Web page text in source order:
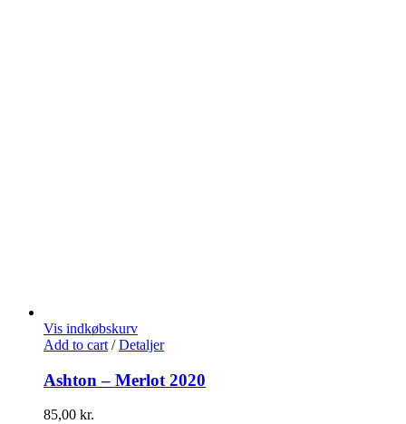
Vis indkøbskurv
Add to cart / Detaljer
Ashton – Merlot 2020
85,00 kr.